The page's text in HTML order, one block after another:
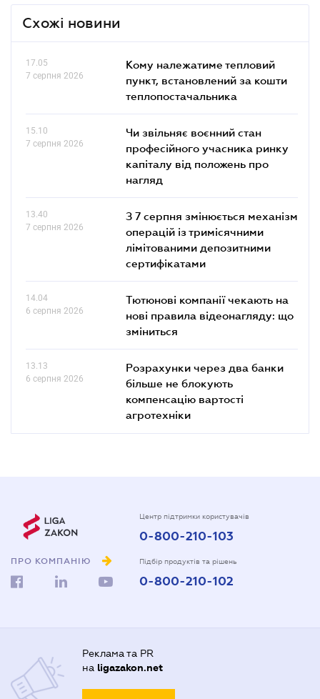
Схожі новини
17.05
7 серпня 2026
Кому належатиме тепловий
пункт, встановлений за кошти
теплопостачальника
15.10
7 серпня 2026
Чи звільняє воєнний стан
професійного учасника ринку
капіталу від положень про
нагляд
13.40
7 серпня 2026
З 7 серпня змінюється механізм
операцій із тримісячними
лімітованими депозитними
сертифікатами
14.04
6 серпня 2026
Тютюнові компанії чекають на
нові правила відеонагляду: що
зміниться
13.13
6 серпня 2026
Розрахунки через два банки
більше не блокують
компенсацію вартості
агротехніки
ПРО КОМПАНІЮ
Центр підтримки користувачів
0-800-210-103
Підбір продуктів та рішень
0-800-210-102
Реклама та PR
на ligazakon.net